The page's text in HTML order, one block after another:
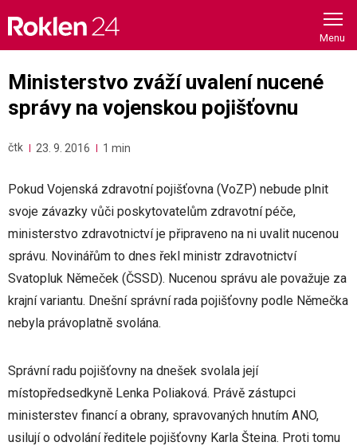
content
Ministerstvo zváží uvalení nucené
správy na vojenskou pojišťovnu
čtk 23. 9. 2016 1 min
Pokud Vojenská zdravotní pojišťovna (VoZP) nebude plnit
svoje závazky vůči poskytovatelům zdravotní péče,
ministerstvo zdravotnictví je připraveno na ni uvalit nucenou
správu. Novinářům to dnes řekl ministr zdravotnictví
Svatopluk Němeček (ČSSD). Nucenou správu ale považuje za
krajní variantu. Dnešní správní rada pojišťovny podle Němečka
nebyla právoplatně svolána.
Správní radu pojišťovny na dnešek svolala její
místopředsedkyně Lenka Poliaková. Právě zástupci
ministerstev financí a obrany, spravovaných hnutím ANO,
usilují o odvolání ředitele pojišťovny Karla Šteina. Proti tomu